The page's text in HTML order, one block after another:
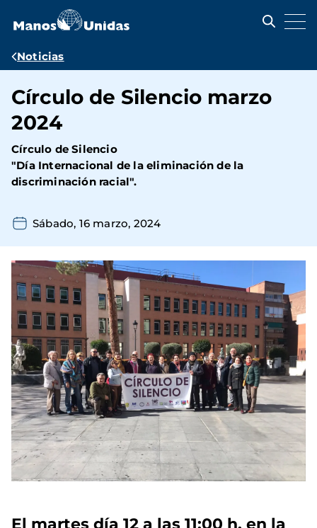
contenido
Ruta
navegación
Noticias
Círculo de Silencio marzo
2024
Círculo de Silencio
"Día Internacional de la eliminación de la
discriminación racial".
Sábado, 16 marzo, 2024